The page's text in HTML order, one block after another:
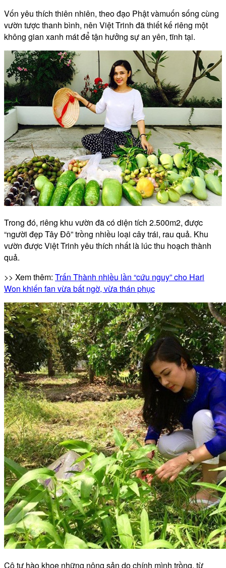
Vốn yêu thích thiên nhiên, theo đạo Phật vàmuốn sống cùng
vườn tược thanh bình, nên Việt Trinh đã thiết kế riêng một
không gian xanh mát để tận hưởng sự an yên, tĩnh tại.
Trong đó, riêng khu vườn đã có diện tích 2.500m2, được
“người đẹp Tây Đô” trồng nhiều loại cây trái, rau quả. Khu
vườn được Việt Trinh yêu thích nhất là lúc thu hoạch thành
quả.
>> Xem thêm: Trấn Thành nhiều lần “cứu nguy” cho Hari
Won khiến fan vừa bất ngờ, vừa thán phục
Cô tự hào khoe những nông sản do chính mình trồng, từ